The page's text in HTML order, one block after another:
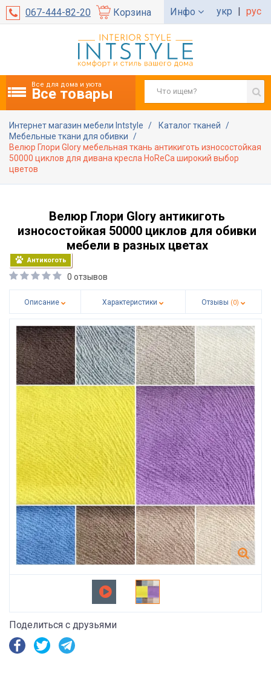
067-444-82-20 Корзина Инфо укр | рус
Все для дома и уюта
Все товары
Интернет магазин мебели Intstyle
Каталог тканей
Мебельные ткани для обивки
Велюр Глори Glory мебельная ткань антикиготь износостойкая
50000 циклов для дивана кресла HoReCa широкий выбор
цветов
Велюр Глори Glory антикиготь
износостойкая 50000 циклов для обивки
мебели в разных цветах
Антикоготь
0 отзывов
Описание Характеристики Отзывы (0)
Поделиться с друзьями